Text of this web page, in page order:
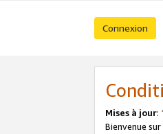
Connexion
Mises à jour:
Bienvenue